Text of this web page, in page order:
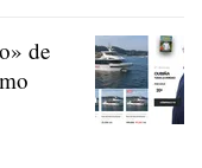
de